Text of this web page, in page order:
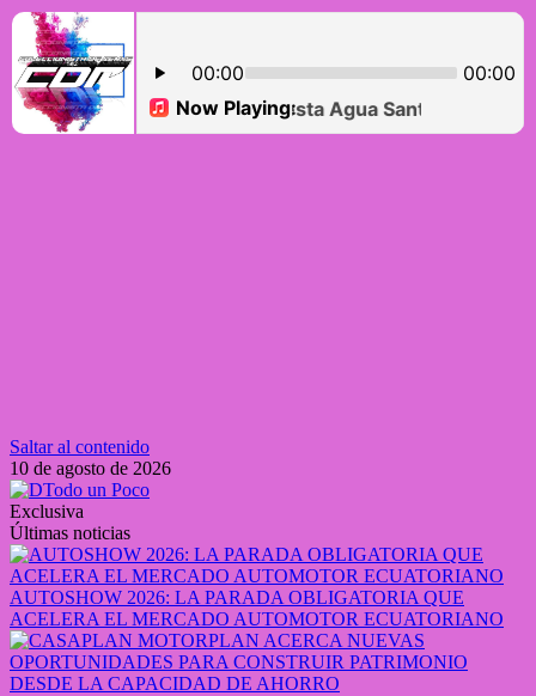
Saltar al contenido
10 de agosto de 2026
Exclusiva
Últimas noticias
AUTOSHOW 2026: LA PARADA OBLIGATORIA QUE
ACELERA EL MERCADO AUTOMOTOR ECUATORIANO